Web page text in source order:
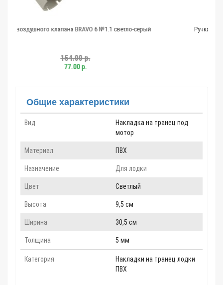
6 №1.1 светло-серый Ручка для надувной лодки ПВХ
Общие характеристики
Вид
Накладка на транец под
мотор
Материал ПВХ
Назначение Для лодки
Цвет Светлый
Высота 9,5 см
Ширина 30,5 см
Толщина 5 мм
Категория
Накладки на транец лодки
ПВХ